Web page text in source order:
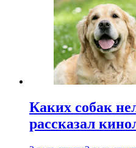
Каких собак
рассказал